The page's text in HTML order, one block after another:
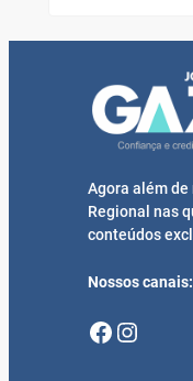
Agora além de
Regional nas
conteúdos
Nossos canais:
Facebook Instagram